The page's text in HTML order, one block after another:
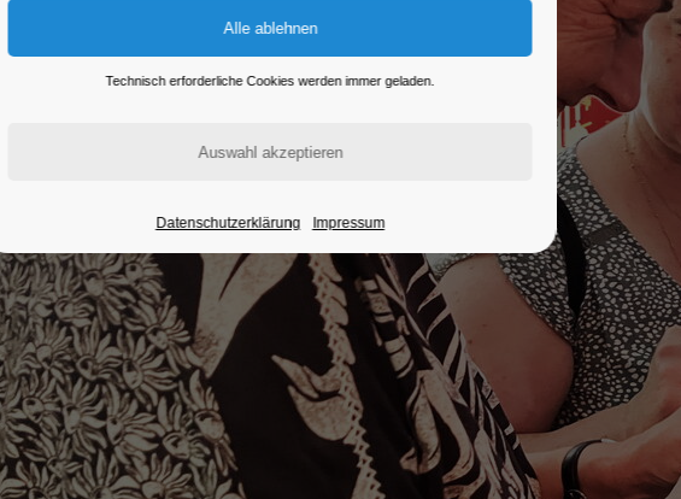
Technisch erforderliche Cookies werden immer geladen.
Datenschutzerklärung Impressum